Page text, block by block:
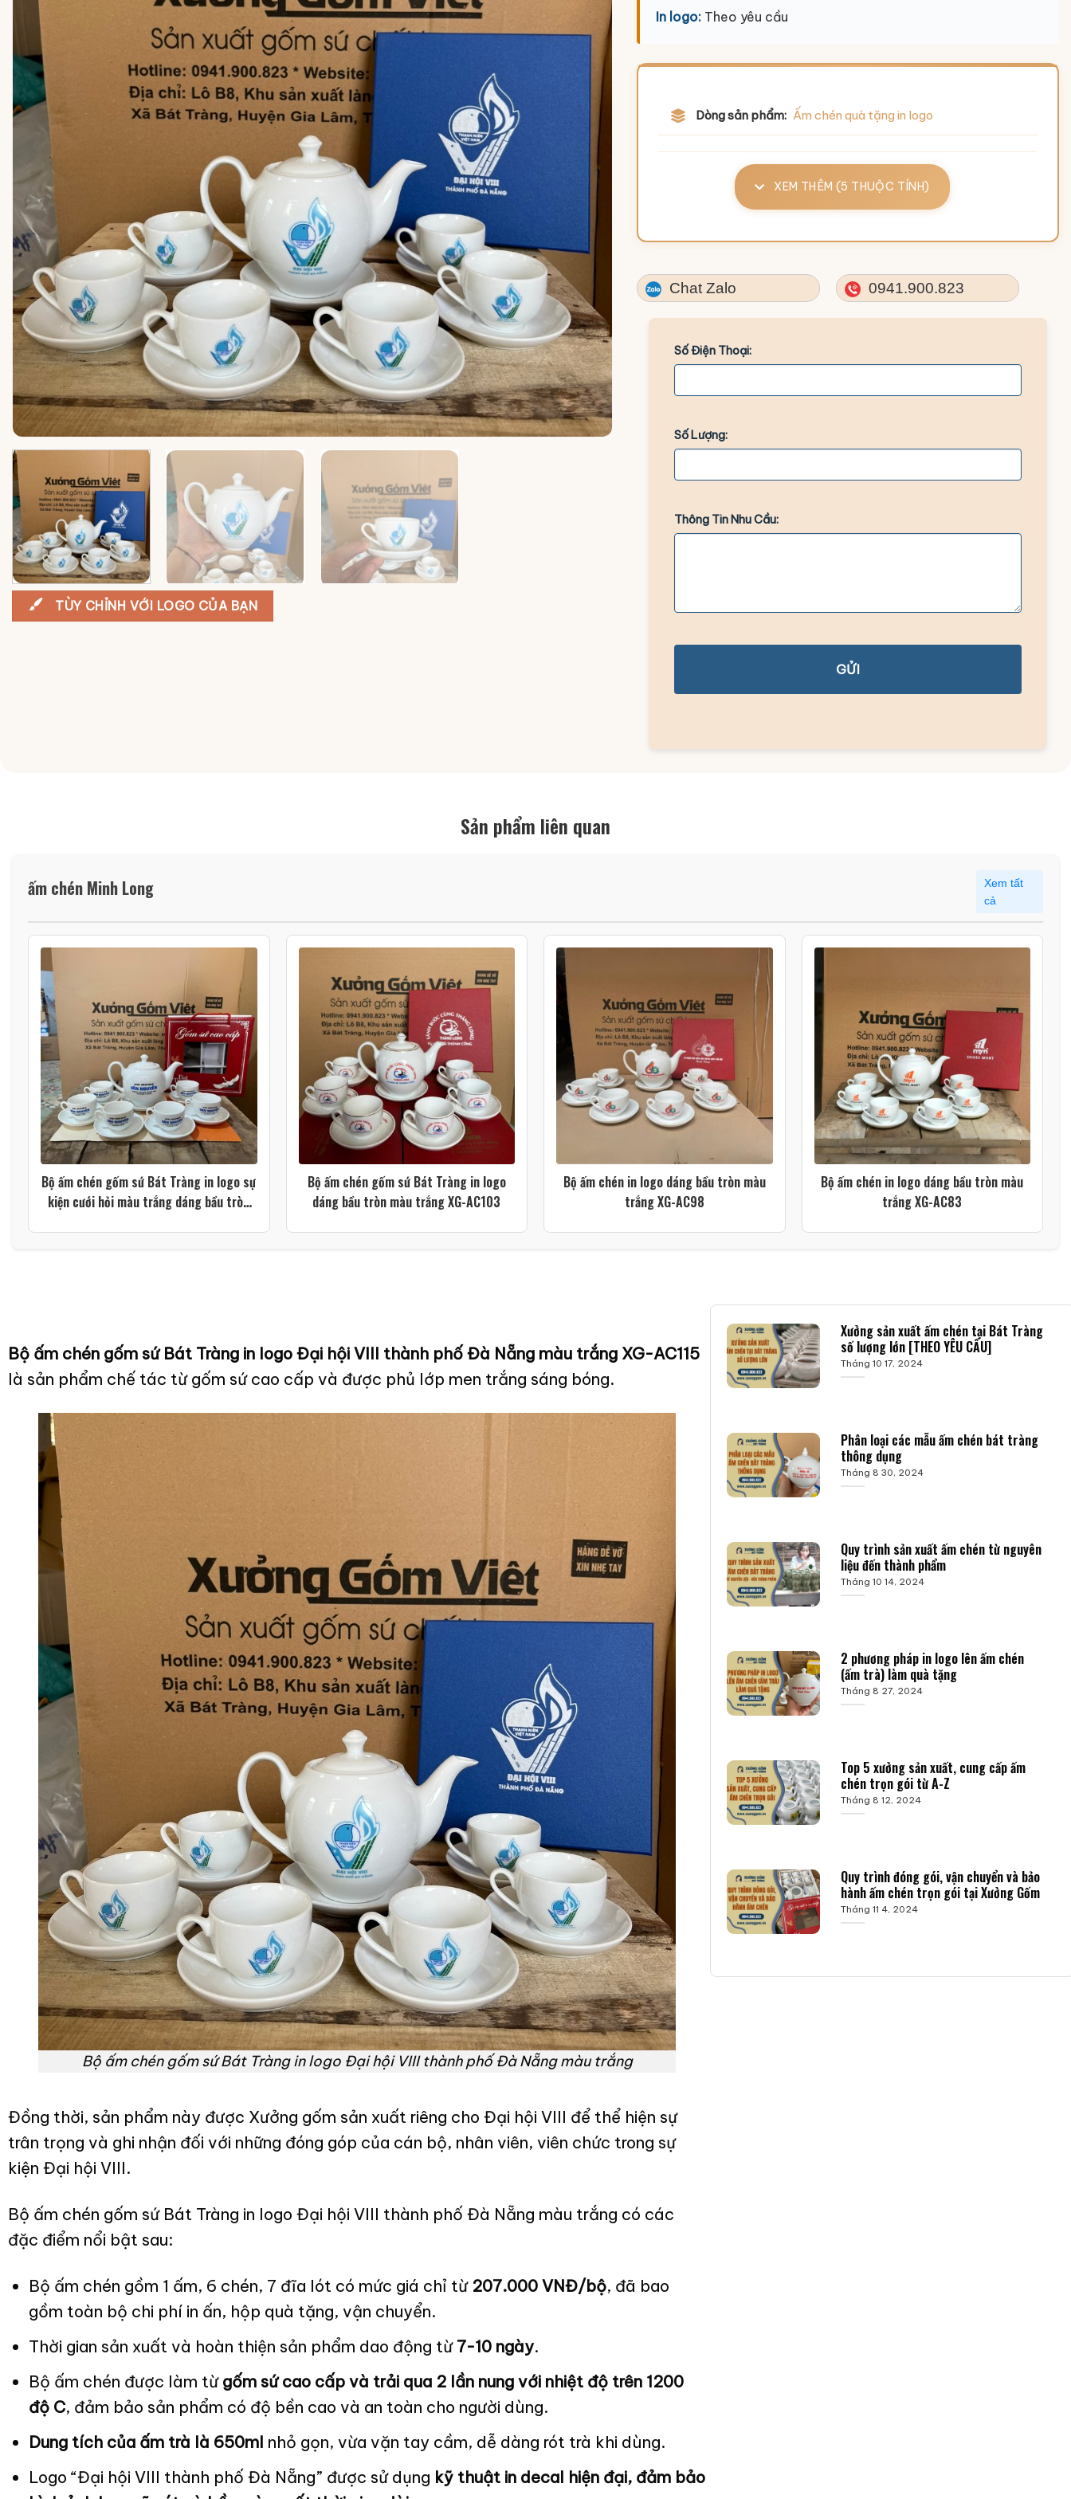
TÙY CHỈNH VỚI LOGO CỦA BẠN
In logo: Theo yêu cầu
Dòng sản phẩm: Ấm chén quà tặng in logo
XEM THÊM (5 THUỘC TÍNH)
Chat Zalo 0941.900.823
Số Điện Thoại:
Số Lượng:
Thông Tin Nhu Cầu:
GỬI
Sản phẩm liên quan
ấm chén Minh Long
Xem tất
cả
Bộ ấm chén gốm sứ Bát Tràng in logo sự
kiện cưới hỏi màu trắng dáng bầu tròn
Bộ ấm chén gốm sứ Bát Tràng in logo
dáng bầu tròn màu trắng XG-AC103
Bộ ấm chén in logo dáng bầu tròn màu
trắng XG-AC98
Bộ ấm chén in logo dáng bầu tròn màu
trắng XG-AC83
Bộ ấm chén gốm sứ Bát Tràng in logo Đại hội VIII thành phố Đà Nẵng màu trắng XG-AC115
là sản phẩm chế tác từ gốm sứ cao cấp và được phủ lớp men trắng sáng bóng.
Bộ ấm chén gốm sứ Bát Tràng in logo Đại hội VIII thành phố Đà Nẵng màu trắng
Đồng thời, sản phẩm này được Xưởng gốm sản xuất riêng cho Đại hội VIII để thể hiện sự
trân trọng và ghi nhận đối với những đóng góp của cán bộ, nhân viên, viên chức trong sự
kiện Đại hội VIII.
Bộ ấm chén gốm sứ Bát Tràng in logo Đại hội VIII thành phố Đà Nẵng màu trắng có các
đặc điểm nổi bật sau:
Bộ ấm chén gồm 1 ấm, 6 chén, 7 đĩa lót có mức giá chỉ từ207.000 VNĐ/bộ, đã bao
gồm toàn bộ chi phí in ấn, hộp quà tặng, vận chuyển.
Thời gian sản xuất và hoàn thiện sản phẩm dao động từ 7-10 ngày.
Bộ ấm chén được làm từgốm sứ cao cấp và trải qua 2 lần nung với nhiệt độ trên 1200
độ C, đảm bảo sản phẩm có độ bền cao và an toàn cho người dùng.
Dung tích của ấm trà là 650ml nhỏ gọn, vừa vặn tay cầm, dễ dàng rót trà khi dùng.
Logo “Đại hội VIII thành phố Đà Nẵng” được sử dụng kỹ thuật in decal hiện đại, đảm bảo
Xưởng sản xuất ấm chén tại Bát Tràng
số lượng lớn [THEO YÊU CẦU]
Tháng 10 17, 2024
Phân loại các mẫu ấm chén bát tràng
thông dụng
Tháng 8 30, 2024
Quy trình sản xuất ấm chén từ nguyên
liệu đến thành phẩm
Tháng 10 14, 2024
2 phương pháp in logo lên ấm chén
(ấm trà) làm quà tặng
Tháng 8 27, 2024
Top 5 xưởng sản xuất, cung cấp ấm
chén trọn gói từ A-Z
Tháng 8 12, 2024
Quy trình đóng gói, vận chuyển và bảo
hành ấm chén trọn gói tại Xưởng Gốm
Tháng 11 4, 2024